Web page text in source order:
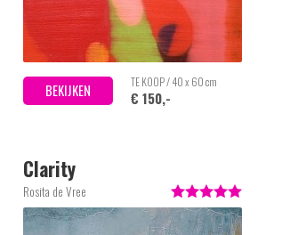
BEKIJKEN TE KOOP / 40 x 60 cm
€ 150,-
Rosita de Vree
Clarity